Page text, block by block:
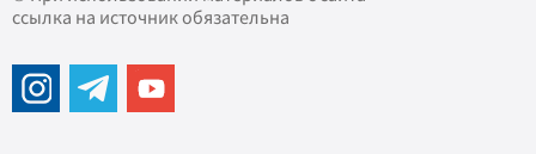
ссылка на источник обязательна